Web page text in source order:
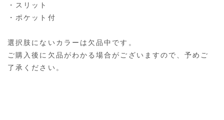
・スリット
・ポケット付
選択肢にないカラーは欠品中です。
ご購入後に欠品がわかる場合がございますので、予めご
了承ください。